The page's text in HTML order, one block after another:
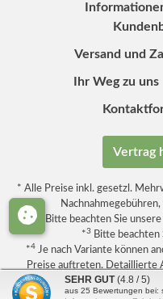
Versand und
Ihr Weg zu uns
Vertrag
* Alle Preise inkl. gesetzl.
*
Bitte beachten Sie unsere
*3 Bitte beachten
*4Je nach Variante können
Preise auftreten. Detaillierte
© Copyright
SEHR GUT (4.8 / 5)
aus 25 Bewertungen